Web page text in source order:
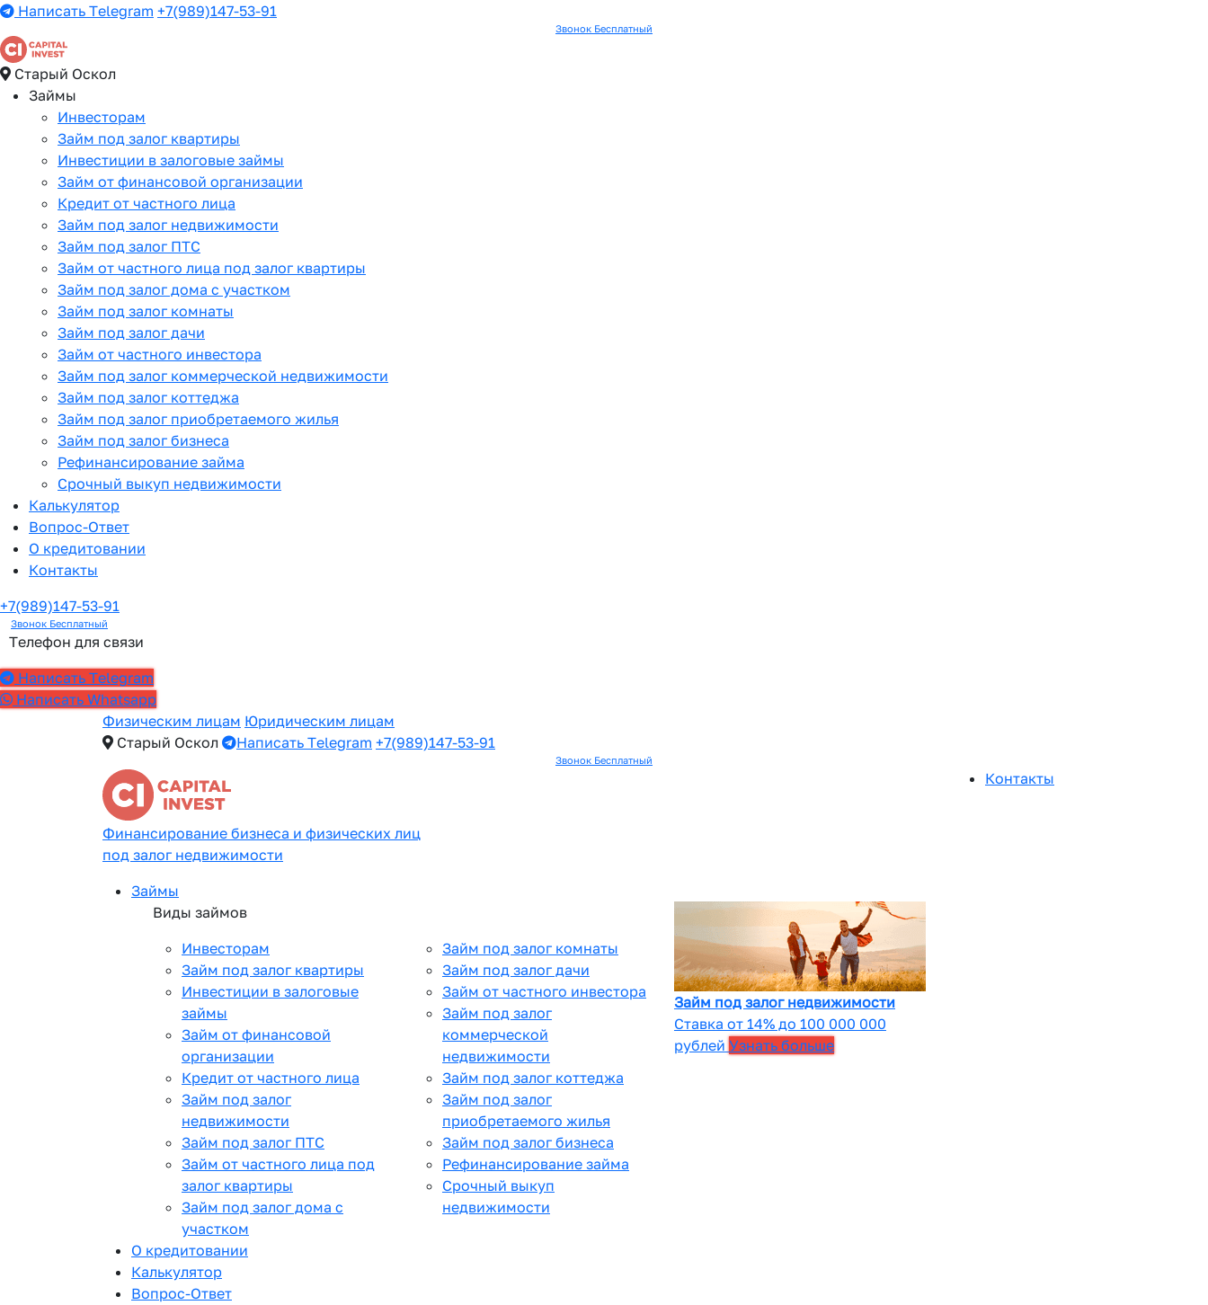
Написать Telegram +7(989)147-53-91
Звонок Бесплатный
Старый Оскол
Займы
Инвесторам
Займ под залог квартиры
Инвестиции в залоговые займы
Займ от финансовой организации
Кредит от частного лица
Займ под залог недвижимости
Займ под залог ПТС
Займ от частного лица под залог квартиры
Займ под залог дома с участком
Займ под залог комнаты
Займ под залог дачи
Займ от частного инвестора
Займ под залог коммерческой недвижимости
Займ под залог коттеджа
Займ под залог приобретаемого жилья
Займ под залог бизнеса
Рефинансирование займа
Срочный выкуп недвижимости
Калькулятор
Вопрос-Ответ
О кредитовании
Контакты
+7(989)147-53-91
Звонок Бесплатный
Телефон для связи
Написать Telegram
Написать Whatsapp
Физическим лицам Юридическим лицам
Старый Оскол
Написать Telegram +7(989)147-53-91
Звонок Бесплатный
Финансирование бизнеса и физических лиц
под залог недвижимости
Займы
Виды займов
Инвесторам
Займ под залог квартиры
Инвестиции в залоговые
займы
Займ от финансовой
организации
Кредит от частного лица
Займ под залог
недвижимости
Займ под залог ПТС
Займ от частного лица под
залог квартиры
Займ под залог дома с
участком
Займ под залог комнаты
Займ под залог дачи
Займ от частного инвестора
Займ под залог
коммерческой
недвижимости
Займ под залог коттеджа
Займ под залог
приобретаемого жилья
Займ под залог бизнеса
Рефинансирование займа
Срочный выкуп
недвижимости
Займ под залог недвижимости
Ставка от 14% до 100 000 000
рублей Узнать больше
О кредитовании
Калькулятор
Вопрос-Ответ
Контакты